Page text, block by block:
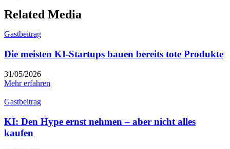
Related Media
Gastbeitrag
Die meisten KI-Startups bauen bereits tote Produkte
31/05/2026
Mehr erfahren
Gastbeitrag
KI: Den Hype ernst nehmen – aber nicht alles
kaufen